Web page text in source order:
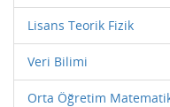
Lisans Teorik Fizik
Veri Bilimi
Orta Öğretim